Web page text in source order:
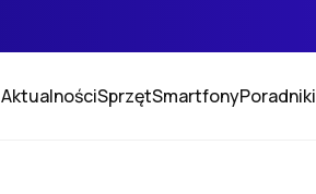
AktualnościSprzętSmartfonyPoradniki